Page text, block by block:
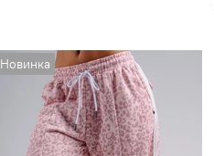
Новинка